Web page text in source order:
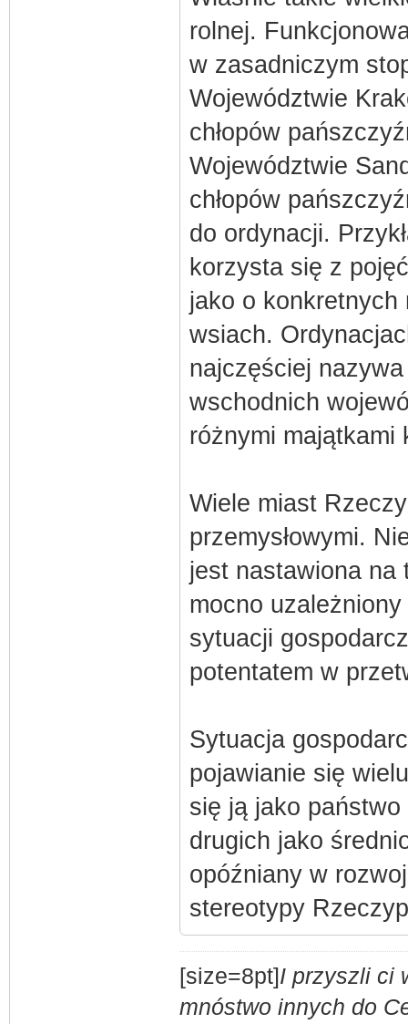
rolnej.
w zasadniczym
Województwie
chłopów
Województwie
chłopów
do ordynacji.
korzysta się z
jako o konkretnych
wsiach.
najczęściej
wschodnich
różnymi majątkami
Wiele miast
przemysłowymi.
jest nastawiona na
mocno
sytuacji
potentatem w
Sytuacja
pojawianie się
się ją jako
drugich jako
opóźniany w
stereotypy
[size=8pt]I przyszli ci
mnóstwo innych do